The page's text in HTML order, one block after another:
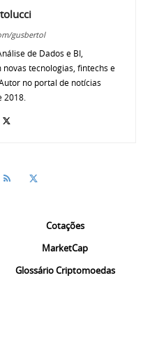
gusbertol
de Dados e BI,
novas tecnologias, fintechs e
no portal de notícias
2018.
Cotações
MarketCap
Glossário Criptomoedas